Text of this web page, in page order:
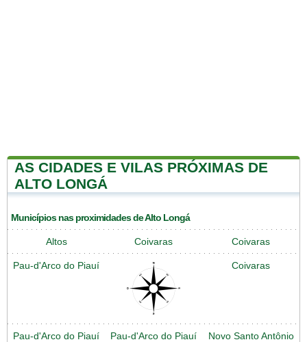
AS CIDADES E VILAS PRÓXIMAS DE
ALTO LONGÁ
Municípios nas proximidades de Alto Longá
Altos Coivaras Coivaras
Pau-d'Arco do Piauí Coivaras
Pau-d'Arco do Piauí Pau-d'Arco do Piauí Novo Santo Antônio